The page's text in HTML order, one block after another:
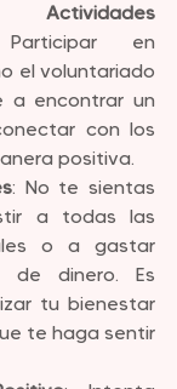
en
el voluntariado
a encontrar un
con los
positiva.
: No te sientas
a todas las
o a gastar
de dinero. Es
tu bienestar
te haga sentir